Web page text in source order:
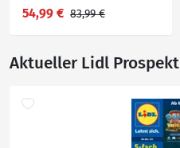
54,99 € 83,99 €
Aktueller Lidl Prospekt